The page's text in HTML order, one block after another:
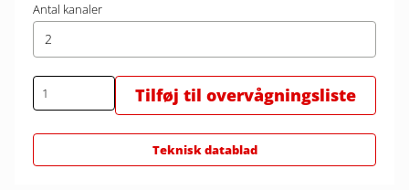
Antal kanaler
2
Tilføj til overvågningsliste
Teknisk datablad